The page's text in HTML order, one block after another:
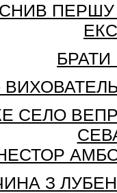
БРАТИ
СЕЛО
З